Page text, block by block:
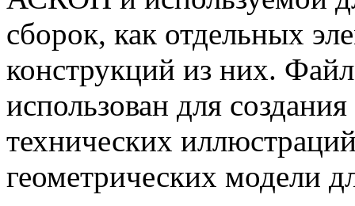
сборок, как отдельных
конструкций из них.
использован для
технических
геометрических модели